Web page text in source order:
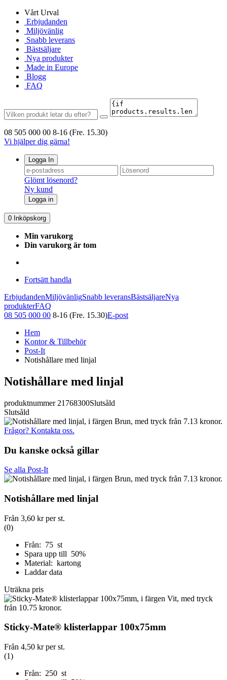
Vårt Urval
Erbjudanden
Miljövänlig
Snabb leverans
Bästsäljare
Nya produkter
Made in Europe
Blogg
FAQ
08 505 000 00 8-16 (Fre. 15.30)
Vi hjälper dig gärna!
Logga In
Glömt lösenord?
Ny kund
Logga in
0 Inköpskorg
Min varukorg
Din varukorg är tom
Fortsätt handla
ErbjudandenMiljövänligSnabb leveransBästsäljareNya
produkterFAQ
08 505 000 00 8-16 (Fre. 15.30)E-post
Hem
Kontor & Tillbehör
Post-It
Notishållare med linjal
Notishållare med linjal
produktnummer 21768300Slutsåld
Slutsåld
Frågor? Kontakta oss.
Du kanske också gillar
Se alla Post-It
Notishållare med linjal
Från 3,60 krper st.
(0)
Från: 75 st
Spara upp till 50%
Material: kartong
Laddar data
Uträkna pris
Sticky-Mate® klisterlappar 100x75mm
Från 4,50 krper st.
(1)
Från: 250 st